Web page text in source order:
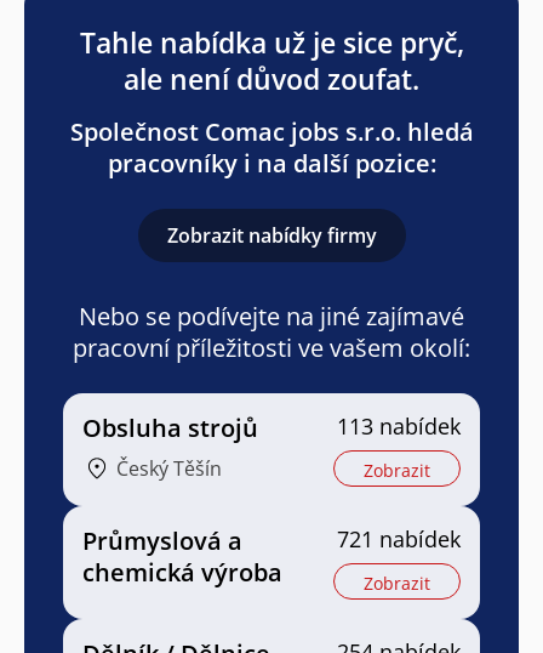
Tahle nabídka už je sice pryč,
ale není důvod zoufat.
Společnost Comac jobs s.r.o. hledá
pracovníky i na další pozice:
Zobrazit nabídky firmy
Nebo se podívejte na jiné zajímavé
pracovní příležitosti ve vašem okolí:
Obsluha strojů
Český Těšín
113 nabídek
Zobrazit
Průmyslová a
chemická výroba
721 nabídek
Zobrazit